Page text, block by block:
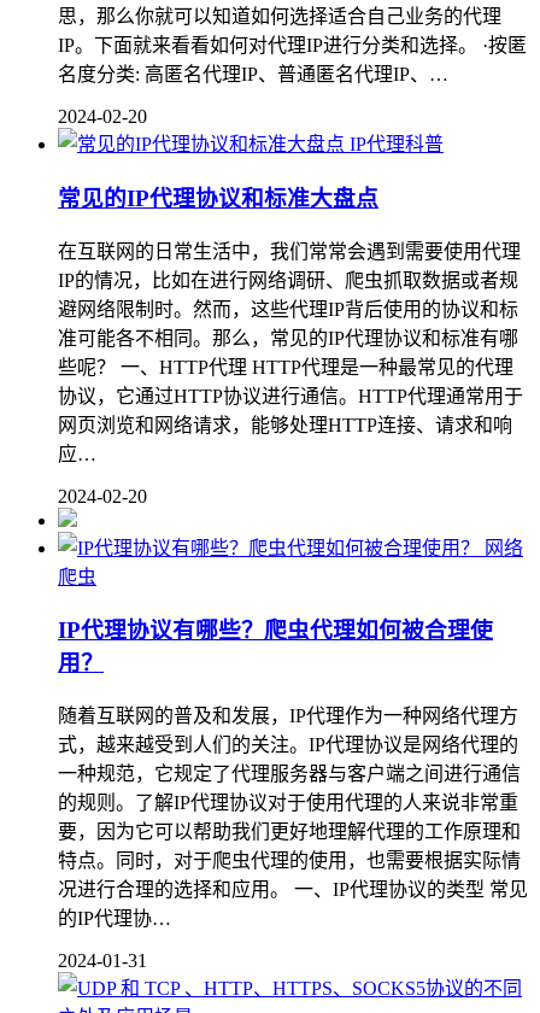
思，那么你就可以知道如何选择适合自己业务的代理
IP。下面就来看看如何对代理IP进行分类和选择。 ·按匿
名度分类: 高匿名代理IP、普通匿名代理IP、…
2024-02-20
IP代理科普
常见的IP代理协议和标准大盘点
在互联网的日常生活中，我们常常会遇到需要使用代理
IP的情况，比如在进行网络调研、爬虫抓取数据或者规
避网络限制时。然而，这些代理IP背后使用的协议和标
准可能各不相同。那么，常见的IP代理协议和标准有哪
些呢？ 一、HTTP代理 HTTP代理是一种最常见的代理
协议，它通过HTTP协议进行通信。HTTP代理通常用于
网页浏览和网络请求，能够处理HTTP连接、请求和响
应…
2024-02-20
网络
爬虫
IP代理协议有哪些？爬虫代理如何被合理使
用？
随着互联网的普及和发展，IP代理作为一种网络代理方
式，越来越受到人们的关注。IP代理协议是网络代理的
一种规范，它规定了代理服务器与客户端之间进行通信
的规则。了解IP代理协议对于使用代理的人来说非常重
要，因为它可以帮助我们更好地理解代理的工作原理和
特点。同时，对于爬虫代理的使用，也需要根据实际情
况进行合理的选择和应用。 一、IP代理协议的类型 常见
的IP代理协…
2024-01-31